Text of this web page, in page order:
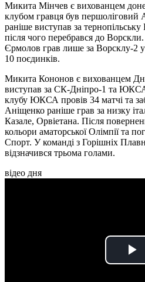
Микита Мінчев є вихованцем
клубом гравця був першоліговий
раніше виступав за
після чого перебрався до
Єрмолов грав лише за Ворсклу-2 у
10 поєдинків.
Микита Кононов є вихованцем
виступав за СК-Дніпро-1 та
клубу ЮКСА провів 34 матчі та
Аніщенко раніше грав за низку
Казале, Орвіетана. Після
кольори аматорської Олімпії та
Спорт. У команді з Горішніх
відзначився трьома голами.
відео дня